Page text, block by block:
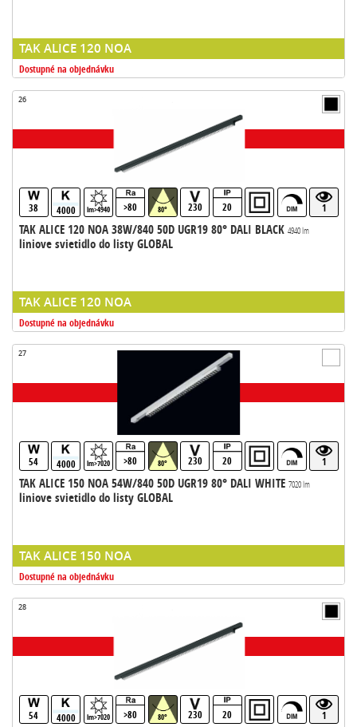
TAK ALICE 120 NOA
Dostupné na objednávku
26
38 4000 lm>4940 >80 80° 230 20 1
TAK ALICE 120 NOA 38W/840 50D UGR19 80° DALI BLACK 4940 lm
liniove svietidlo do listy GLOBAL
TAK ALICE 120 NOA
Dostupné na objednávku
27
54 4000 lm>7020 >80 80° 230 20 1
TAK ALICE 150 NOA 54W/840 50D UGR19 80° DALI WHITE 7020 lm
liniove svietidlo do listy GLOBAL
TAK ALICE 150 NOA
Dostupné na objednávku
28
54 4000 lm>7020 >80 80° 230 20 1